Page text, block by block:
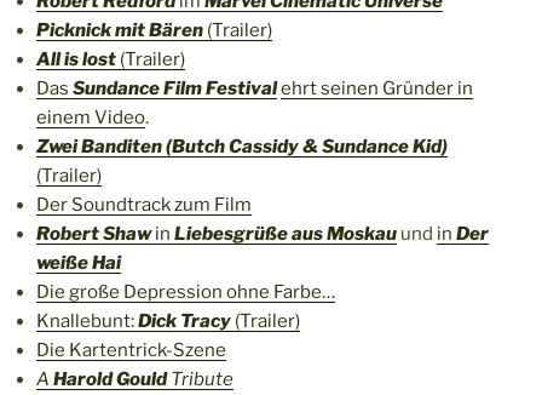
Picknick mit Bären (Trailer)
All is lost (Trailer)
Das Sundance Film Festivalehrt seinen Gründer in
einem Video.
Zwei Banditen (Butch Cassidy & Sundance Kid)
(Trailer)
Der Soundtrack zum Film
Robert Shawin Liebesgrüße aus Moskau und in Der
weiße Hai
Die große Depression ohne Farbe…
Knallebunt:Dick Tracy (Trailer)
Die Kartentrick-Szene
A Harold GouldTribute